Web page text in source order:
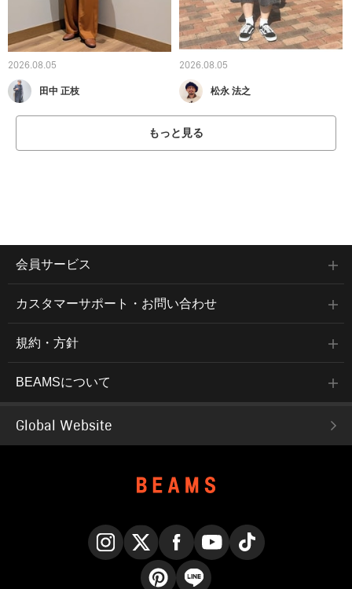
2026.08.05
田中 正枝
2026.08.05
松永 法之
もっと見る
会員サービス
カスタマーサポート・お問い合わせ
規約・方針
BEAMSについて
Global Website